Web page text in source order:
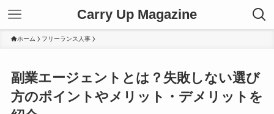
Carry Up Magazine
ホーム フリーランス人事
副業エージェントとは？失敗しない選び
方のポイントやメリット・デメリットを